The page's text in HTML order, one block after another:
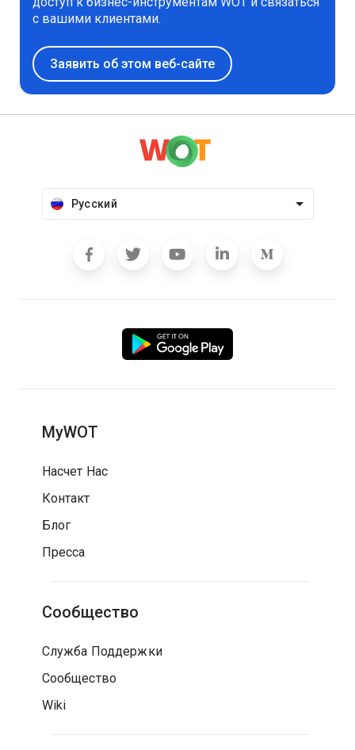
с вашими клиентами.
Заявить об этом веб-сайте
Русский
MyWOT
Насчет Нас
Контакт
Блог
Пресса
Сообщество
Служба Поддержки
Сообщество
Wiki